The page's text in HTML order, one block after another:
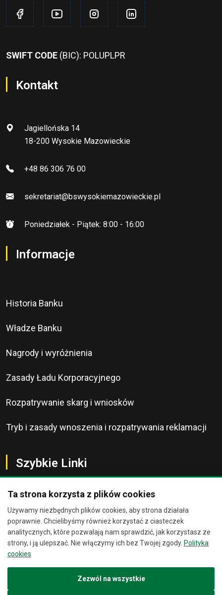
SWIFT CODE (BIC): POLUPLPR
Kontakt
Jagiellońska 14
18-200 Wysokie Mazowieckie
+48 86 306 76 00
sekretariat@bswysokiemazowieckie.pl
Poniedziałek - Piątek: 8:00 - 16:00
Informacje
Historia Banku
Władze Banku
Nagrody i wyróżnienia
Zasady Ładu Korporacyjnego
Rozpatrywanie skarg i wniosków
Tryb i zasady wnoszenia i rozpatrywania reklamacji
Szybkie Linki
O Banku
Kontakt
Ta strona korzysta z plików cookies
Używamy niezbędnych plików cookies, aby strona działała
poprawnie. Chcielibyśmy również korzystać z ciasteczek
analitycznych, które pozwalają nam sprawdzić, jak korzystasz ze
strony, i ją ulepszać. Nie włączymy ich bez Twojej zgody. Polityka
cookies
Zezwól na wszystkie
Chat
Jesteśmy wirtualnymi
spróbujemy Ci pomóc.